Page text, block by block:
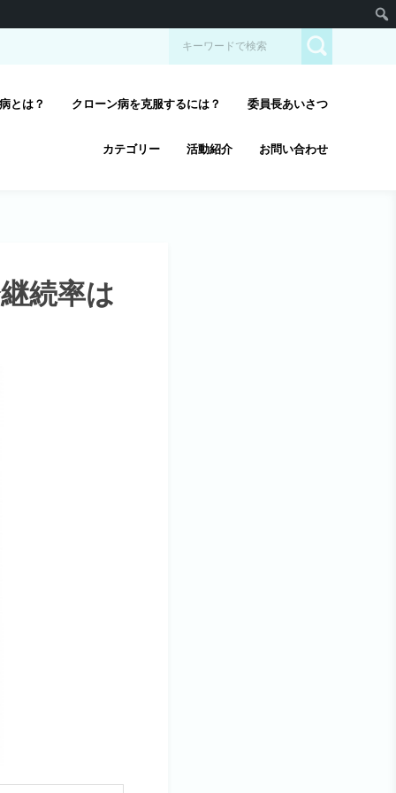
とは？ クローン病を克服するには？ 委員長あいさつ
カテゴリー 活動紹介 お問い合わせ
続率は